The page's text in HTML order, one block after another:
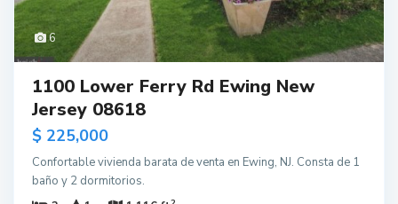
6
1100 Lower Ferry Rd Ewing New
Jersey 08618
$ 225,000
Confortable vivienda barata de venta en Ewing, NJ. Consta de 1
baño y 2 dormitorios.